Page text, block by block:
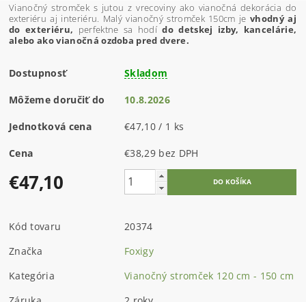
Vianočný stromček s jutou z vrecoviny ako vianočná dekorácia do
exteriéru aj interiéru. Malý vianočný stromček 150cm je vhodný aj
do exteriéru, perfektne sa hodí do detskej izby, kancelárie,
alebo ako vianočná ozdoba pred dvere.
Dostupnosť Skladom
Môžeme doručiť do 10.8.2026
Jednotková cena €47,10 / 1 ks
Cena €38,29 bez DPH
€47,10
Kód tovaru
20374
Značka
Foxigy
Kategória
Vianočný stromček 120 cm - 150 cm